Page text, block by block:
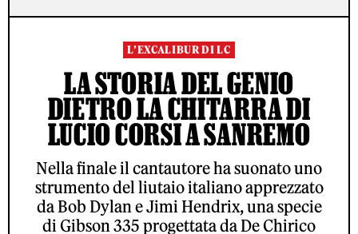
L’EXCALIBUR DI LC
LA STORIA DEL GENIO
DIETRO LA CHITARRA DI
LUCIO CORSI A SANREMO
Nella finale il cantautore ha suonato uno
strumento del liutaio italiano apprezzato
da Bob Dylan e Jimi Hendrix, una specie
di Gibson 335 progettata da De Chirico